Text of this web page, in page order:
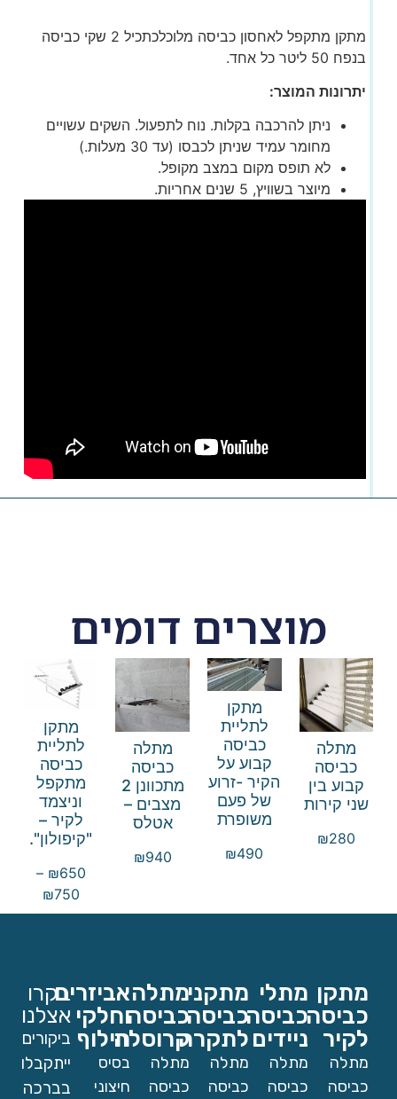
מתקן מתקפל לאחסון כביסה מלוכלכתכיל 2 שקי כביסה
בנפח 50 ליטר כל אחד.
יתרונות המוצר:
ניתן להרכבה בקלות. נוח לתפעול. השקים עשויים
מחומר עמיד שניתן לכבסו (עד 30 מעלות.)
לא תופס מקום במצב מקופל.
מיוצר בשוויץ, 5 שנים אחריות.
מוצרים דומים
מתלה
כביסה
קבוע בין
שני קירות
₪280
מתקן
לתליית
כביסה
קבוע על
הקיר -זרוע
של פעם
משופרת
₪490
מתלה
כביסה
מתכוונן 2
מצבים –
אטלס
₪940
מתקן
לתליית
כביסה
מתקפל
וניצמד
לקיר –
"קיפולון".
₪650
–
₪750
מתקן
כביסה
לקיר
מתלה
כביסה
מתלי
כביסה
ניידים
מתלה
כביסה
מתקני
כביסה
לתקרה
מתלה
כביסה
מתלה
כביסה
קרוסלה
מתלה
כביסה
אביזרים
וחלקי
חילוף
בסיס
חיצוני
בקרו
אצלנו
ביקורים
ייתקבלו
בברכה